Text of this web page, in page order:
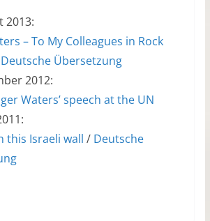
2013:
– To My Colleagues in Rock
Deutsche Übersetzung
2012:
Waters’ speech at the UN
this Israeli wall / Deutsche